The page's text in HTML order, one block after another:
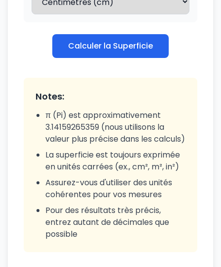
Calculer la Superficie
Notes:
π (Pi) est approximativement
3.14159265359 (nous utilisons la
valeur plus précise dans les calculs)
La superficie est toujours exprimée
en unités carrées (ex., cm², m², in²)
Assurez-vous d'utiliser des unités
cohérentes pour vos mesures
Pour des résultats très précis,
entrez autant de décimales que
possible